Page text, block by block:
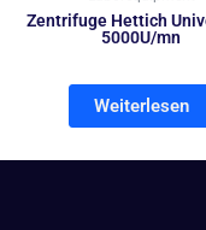
Zentrifuge Hettich
5000U/mn
Weiterlesen